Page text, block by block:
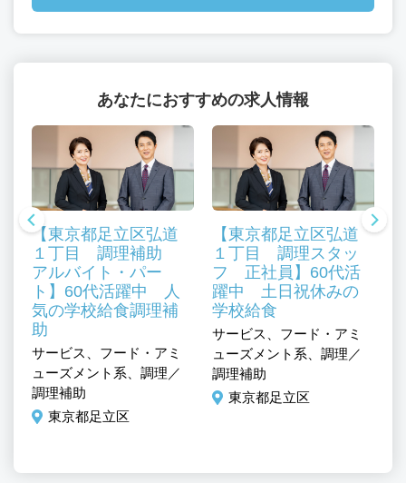
あなたにおすすめの求人情報
【東京都足立区弘道
１丁目 調理補助
アルバイト・パー
ト】60代活躍中 人
気の学校給食調理補
助
サービス、フード・アミ
ューズメント系、調理／
調理補助
東京都足立区
【東京都足立区弘道
１丁目 調理スタッ
フ 正社員】60代活
躍中 土日祝休みの
学校給食
サービス、フード・アミ
ューズメント系、調理／
調理補助
東京都足立区